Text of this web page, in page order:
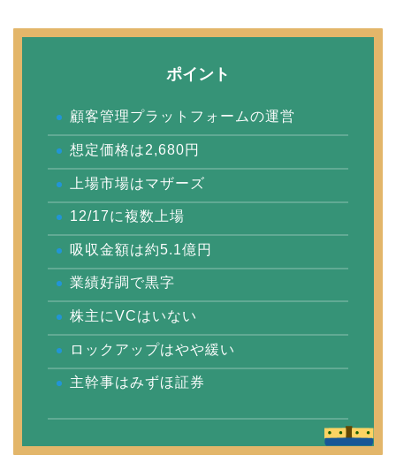
ポイント
顧客管理プラットフォームの運営
想定価格は2,680円
上場市場はマザーズ
12/17に複数上場
吸収金額は約5.1億円
業績好調で黒字
株主にVCはいない
ロックアップはやや緩い
主幹事はみずほ証券